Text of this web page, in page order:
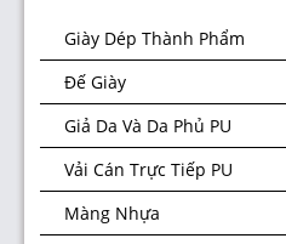
Giày Dép Thành Phẩm
Đế Giày
Giả Da Và Da Phủ PU
Vải Cán Trực Tiếp PU
Màng Nhựa